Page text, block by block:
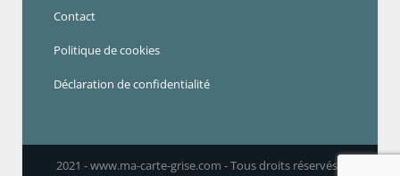
Contact
Politique de cookies
Déclaration de confidentialité
2021 - www.ma-carte-grise.com - Tous droits réservés -